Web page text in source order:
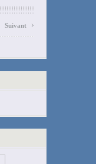
Suivant ›